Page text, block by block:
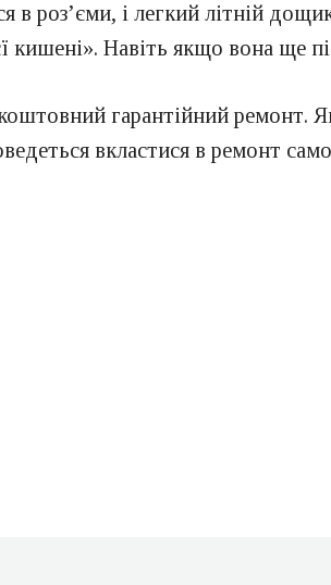
в роз’єми, і легкий літній
кишені». Навіть якщо вона ще
гарантійний
вкластися в ремонт